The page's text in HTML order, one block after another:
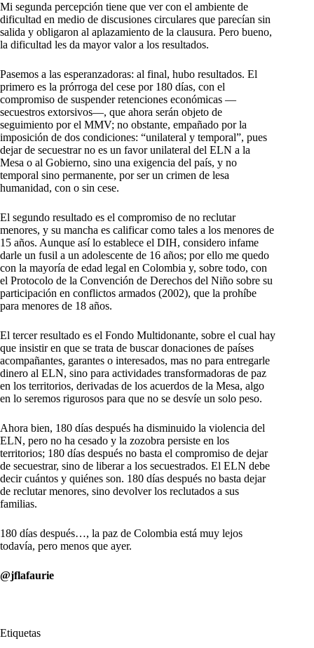
Mi segunda percepción tiene que ver con el ambiente de
dificultad en medio de discusiones circulares que parecían sin
salida y obligaron al aplazamiento de la clausura. Pero bueno,
la dificultad les da mayor valor a los resultados.
Pasemos a las esperanzadoras: al final, hubo resultados. El
primero es la prórroga del cese por 180 días, con el
compromiso de suspender retenciones económicas —
secuestros extorsivos—, que ahora serán objeto de
seguimiento por el MMV; no obstante, empañado por la
imposición de dos condiciones: “unilateral y temporal”, pues
dejar de secuestrar no es un favor unilateral del ELN a la
Mesa o al Gobierno, sino una exigencia del país, y no
temporal sino permanente, por ser un crimen de lesa
humanidad, con o sin cese.
El segundo resultado es el compromiso de no reclutar
menores, y su mancha es calificar como tales a los menores de
15 años. Aunque así lo establece el DIH, considero infame
darle un fusil a un adolescente de 16 años; por ello me quedo
con la mayoría de edad legal en Colombia y, sobre todo, con
el Protocolo de la Convención de Derechos del Niño sobre su
participación en conflictos armados (2002), que la prohíbe
para menores de 18 años.
El tercer resultado es el Fondo Multidonante, sobre el cual hay
que insistir en que se trata de buscar donaciones de países
acompañantes, garantes o interesados, mas no para entregarle
dinero al ELN, sino para actividades transformadoras de paz
en los territorios, derivadas de los acuerdos de la Mesa, algo
en lo seremos rigurosos para que no se desvíe un solo peso.
Ahora bien, 180 días después ha disminuido la violencia del
ELN, pero no ha cesado y la zozobra persiste en los
territorios; 180 días después no basta el compromiso de dejar
de secuestrar, sino de liberar a los secuestrados. El ELN debe
decir cuántos y quiénes son. 180 días después no basta dejar
de reclutar menores, sino devolver los reclutados a sus
familias.
180 días después…, la paz de Colombia está muy lejos
todavía, pero menos que ayer.
@jflafaurie
Etiquetas